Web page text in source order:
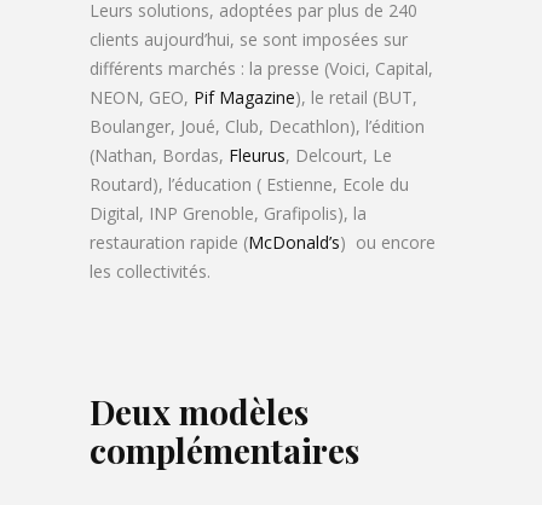
Leurs solutions, adoptées par plus de 240
clients aujourd’hui, se sont imposées sur
différents marchés : la presse (Voici, Capital,
NEON, GEO, Pif Magazine), le retail (BUT,
Boulanger, Joué, Club, Decathlon), l’édition
(Nathan, Bordas, Fleurus, Delcourt, Le
Routard), l’éducation ( Estienne, Ecole du
Digital, INP Grenoble, Grafipolis), la
restauration rapide (McDonald’s) ou encore
les collectivités.
Deux modèles
complémentaires